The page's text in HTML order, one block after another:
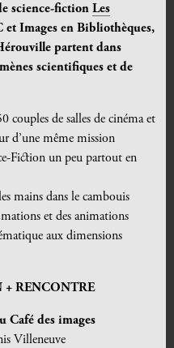
science-fiction Les
et Images en Bibliothèques,
partent dans
scientifiques et de
couples de salles de cinéma et
d’une même mission
Fiction un peu partout en
mains dans le cambouis
et des animations
aux dimensions
+ RENCONTRE
Café des images
Villeneuve